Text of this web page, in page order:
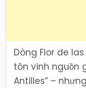
Dòng Flor de
tôn vinh nguồn
Antilles” –